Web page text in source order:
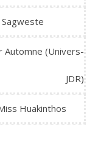
Automne (Univers-
JDR)
Huakinthos